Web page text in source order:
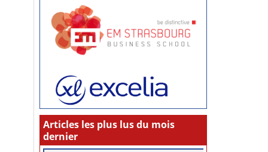
Articles les plus lus du mois
dernier